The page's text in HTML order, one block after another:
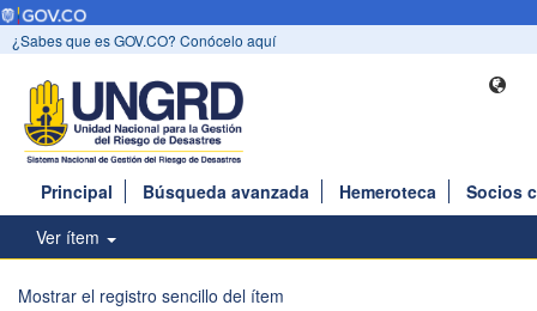
¿Sabes que es GOV.CO? Conócelo aquí
Principal Búsqueda avanzada Hemeroteca
Socios
Ver ítem
Mostrar el registro sencillo del ítem